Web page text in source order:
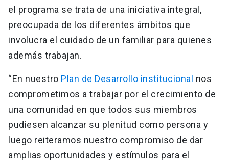
el programa se trata de una iniciativa integral,
preocupada de los diferentes ámbitos que
involucra el cuidado de un familiar para quienes
además trabajan.
“En nuestro Plan de Desarrollo institucional nos
comprometimos a trabajar por el crecimiento de
una comunidad en que todos sus miembros
pudiesen alcanzar su plenitud como persona y
luego reiteramos nuestro compromiso de dar
amplias oportunidades y estímulos para el